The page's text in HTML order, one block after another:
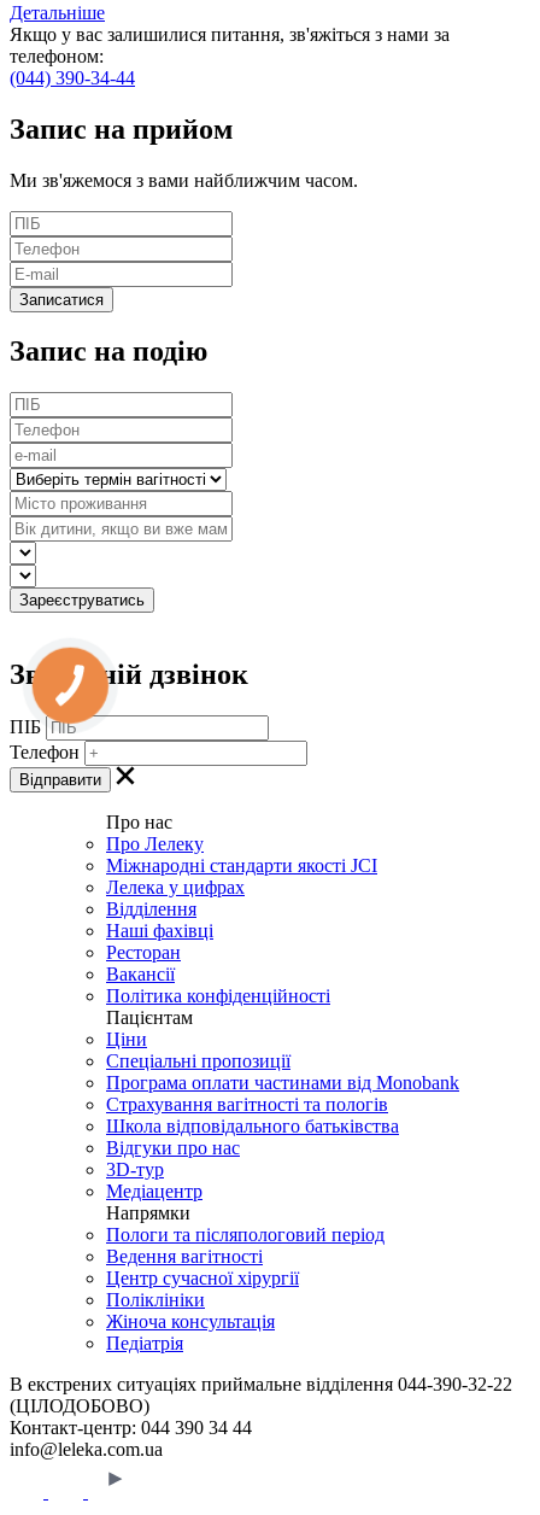
Детальніше
Якщо у вас залишилися питання, зв'яжіться з нами за
телефоном:
(044) 390-34-44
Запис на прийом
Ми зв'яжемося з вами найближчим часом.
Запис на подію
Зворотній дзвінок
ПІБ
Телефон
Про нас
Про Лелеку
Міжнародні стандарти якості JCI
Лелека у цифрах
Відділення
Наші фахівці
Ресторан
Вакансії
Політика конфіденційності
Пацієнтам
Ціни
Спеціальні пропозиції
Програма оплати частинами від Monobank
Страхування вагітності та пологів
Школа відповідального батьківства
Відгуки про нас
3D-тур
Медіацентр
Напрямки
Пологи та післяпологовий період
Ведення вагітності
Центр сучасної хірургії
Поліклініки
Жіноча консультація
Педіатрія
В екстрених ситуаціях приймальне відділення 044-390-32-22
(ЦІЛОДОБОВО)
Контакт-центр: 044 390 34 44
info@leleka.com.ua